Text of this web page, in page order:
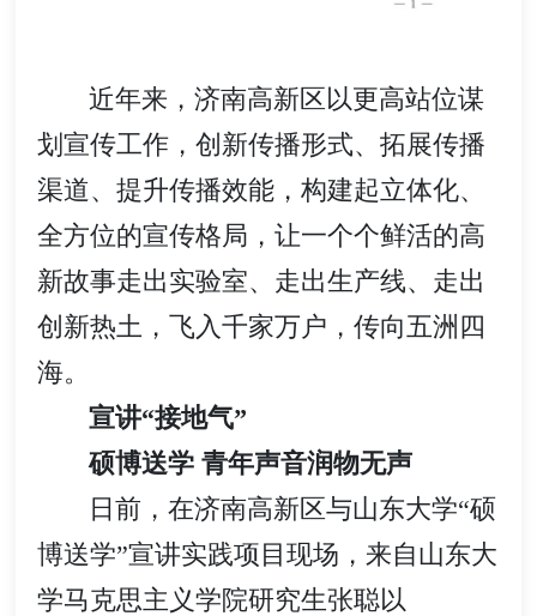
近年来，济南高新区以更高站位谋
划宣传工作，创新传播形式、拓展传播
渠道、提升传播效能，构建起立体化、
全方位的宣传格局，让一个个鲜活的高
新故事走出实验室、走出生产线、走出
创新热土，飞入千家万户，传向五洲四
海。
宣讲“接地气”
硕博送学 青年声音润物无声
日前，在济南高新区与山东大学“硕
博送学”宣讲实践项目现场，来自山东大
学马克思主义学院研究生张聪以